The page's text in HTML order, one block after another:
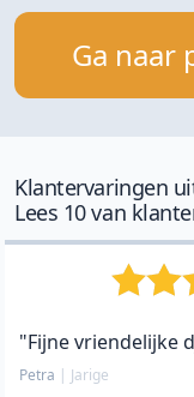
Ga naar
Klantervaringen
Lees 10 van
"Fijne vriendelijke
Petra | Jarige